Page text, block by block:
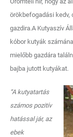
örökbefogadási kedv,
gazdira.A Kutyaszív
kóbor kutyák
mielőbb gazdára
bajba jutott kutyákat.
“A kutyatartás
számos pozitív
hatással jár, az
ebek